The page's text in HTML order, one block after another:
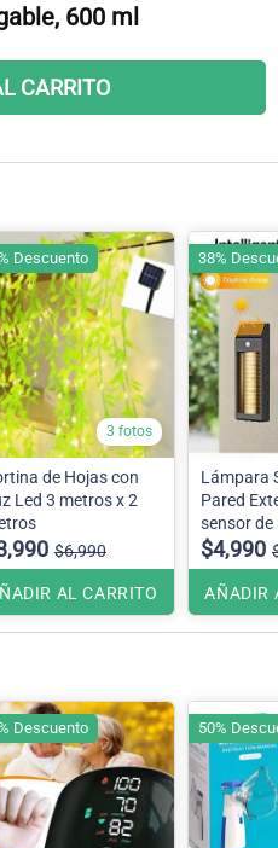
600 ml
CARRITO
3 fotos
de Hojas con
Led 3 metros x 2
$6,990
AL CARRITO
Descuento
Lámpara
Pared
sensor
$4,990
AÑADIR
38%
Descuento 50%